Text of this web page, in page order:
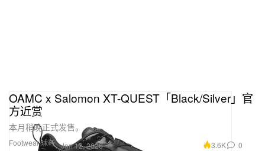
Footwear 球鞋
OAMC x Salomon XT-QUEST「Black/Silver」官
方近赏
本月稍晚正式发售。
Jan 12, 2026 3.6K 0